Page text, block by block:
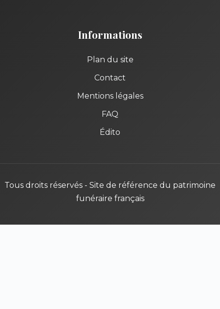
Informations
Plan du site
Contact
Mentions légales
FAQ
Édito
Tous droits réservés - Site de référence du patrimoine
funéraire français